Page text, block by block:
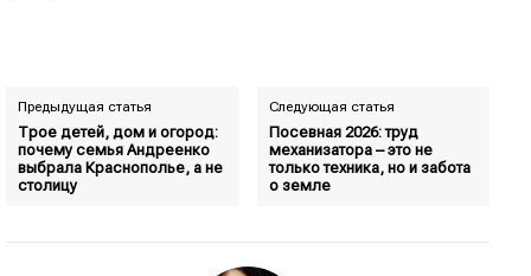
Предыдущая статья
Трое детей, дом и огород:
почему семья Андреенко
выбрала Краснополье, а не
столицу
Следующая статья
Посевная 2026: труд
механизатора – это не
только техника, но и забота
о земле